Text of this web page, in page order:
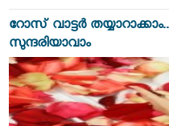
റോസ്‌ വാട്ടര്‍
സുന്ദരിയാവാം